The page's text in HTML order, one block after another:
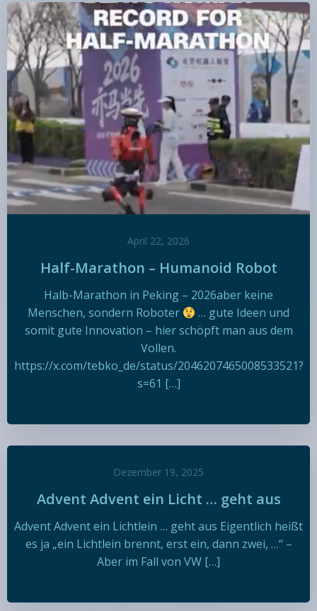
April 22, 2026
Half-Marathon – Humanoid Robot
Halb-Marathon in Peking – 2026aber keine
Menschen, sondern Roboter
… gute Ideen und
somit gute Innovation – hier schöpft man aus dem
Vollen.
https://x.com/tebko_de/status/2046207465008533521?
s=61 […]
Dezember 19, 2025
Advent Advent ein Licht … geht aus
Advent Advent ein Lichtlein … geht aus Eigentlich heißt
es ja „ein Lichtlein brennt, erst ein, dann zwei, …“ –
Aber im Fall von VW […]